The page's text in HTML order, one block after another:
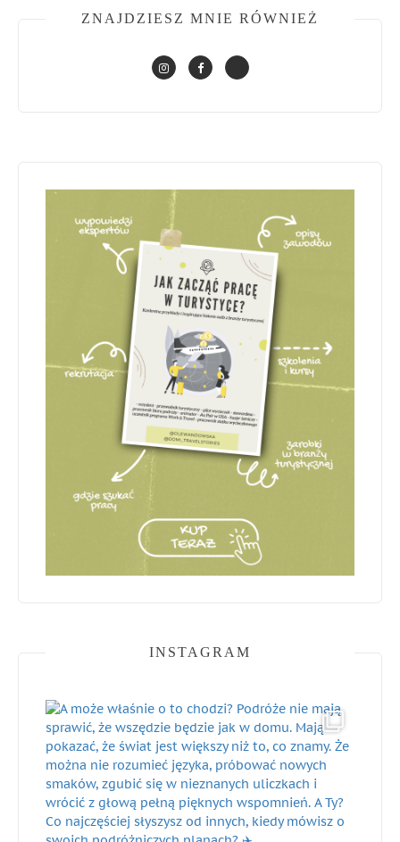
ZNAJDZIESZ MNIE RÓWNIEŻ
INSTAGRAM